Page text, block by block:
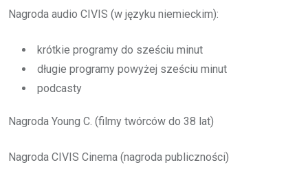
Nagroda audio CIVIS (w języku niemieckim):
krótkie programy do sześciu minut
długie programy powyżej sześciu minut
podcasty
Nagroda Young C. (filmy twórców do 38 lat)
Nagroda CIVIS Cinema (nagroda publiczności)